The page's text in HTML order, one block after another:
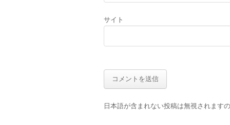
サイト
日本語が含まれない投稿は無視されます